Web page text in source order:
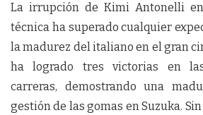
La irrupción de Kimi Antonelli
técnica ha superado cualquier
la madurez del italiano en el gran
ha logrado tres victorias en
carreras, demostrando una
gestión de las gomas en Suzuka.